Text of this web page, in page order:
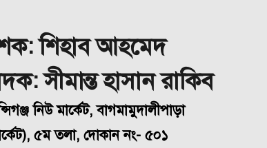
শিহাব আহমেদ
সীমান্ত হাসান রাকিব
নিউ মার্কেট, বাগমামুদালীপাড়া
৫ম তলা, দোকান নং- ৫০১